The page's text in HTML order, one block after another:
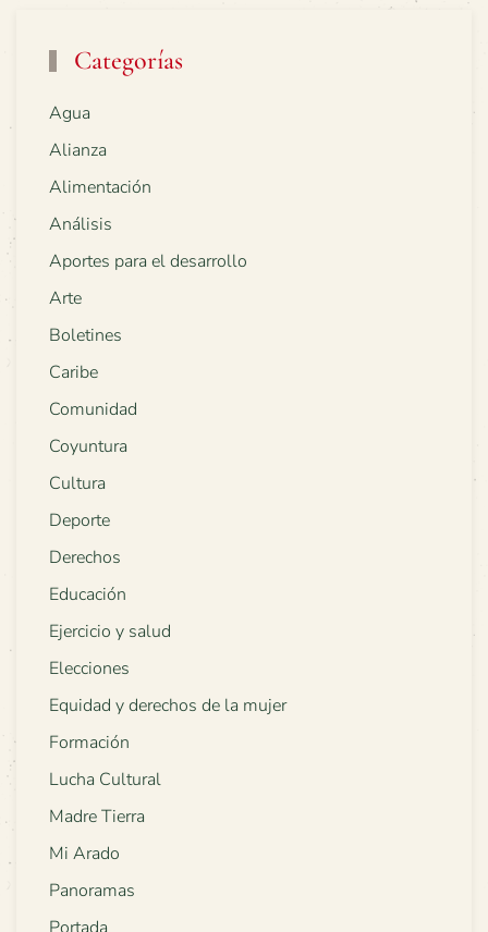
Categorías
Agua
Alianza
Alimentación
Análisis
Aportes para el desarrollo
Arte
Boletines
Caribe
Comunidad
Coyuntura
Cultura
Deporte
Derechos
Educación
Ejercicio y salud
Elecciones
Equidad y derechos de la mujer
Formación
Lucha Cultural
Madre Tierra
Mi Arado
Panoramas